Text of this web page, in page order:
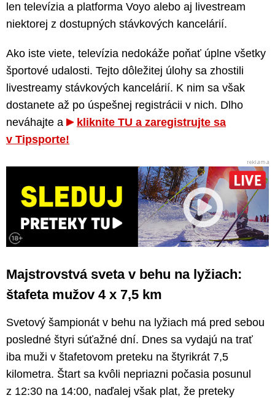
len televízia a platforma Voyo alebo aj livestream
niektorej z dostupných stávkových kancelárií.
Ako iste viete, televízia nedokáže poňať úplne všetky
športové udalosti. Tejto dôležitej úlohy sa zhostili
livestreamy stávkových kancelárií. K nim sa však
dostanete až po úspešnej registrácii v nich. Dlho
neváhajte a
kliknite TU a zaregistrujte sa
v Tipsporte!
Majstrovstvá sveta v behu na lyžiach:
štafeta mužov 4 x 7,5 km
Svetový šampionát v behu na lyžiach má pred sebou
posledné štyri súťažné dní. Dnes sa vydajú na trať
iba muži v štafetovom preteku na štyrikrát 7,5
kilometra. Štart sa kvôli nepriazni počasia posunul
z 12:30 na 14:00, naďalej však plat, že preteky